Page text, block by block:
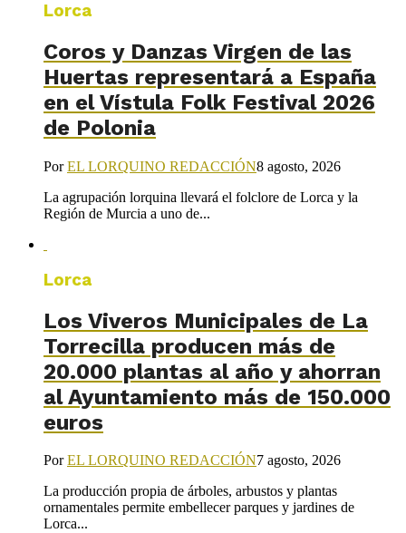
Lorca
Coros y Danzas Virgen de las
Huertas representará a España
en el Vístula Folk Festival 2026
de Polonia
PorEL LORQUINO REDACCIÓN8 agosto, 2026
La agrupación lorquina llevará el folclore de Lorca y la
Región de Murcia a uno de...
Lorca
Los Viveros Municipales de La
Torrecilla producen más de
20.000 plantas al año y ahorran
al Ayuntamiento más de 150.000
euros
PorEL LORQUINO REDACCIÓN7 agosto, 2026
La producción propia de árboles, arbustos y plantas
ornamentales permite embellecer parques y jardines de
Lorca...